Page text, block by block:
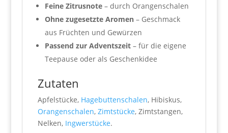
Feine Zitrusnote– durch Orangenschalen
Ohne zugesetzte Aromen– Geschmack
aus Früchten und Gewürzen
Passend zur Adventszeit– für die eigene
Teepause oder als Geschenkidee
Zutaten
Apfelstücke, Hagebuttenschalen, Hibiskus,
Orangenschalen, Zimtstücke, Zimtstangen,
Nelken, Ingwerstücke.